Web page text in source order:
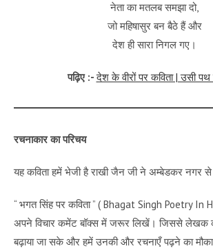
नेता का मतलब समझा दो,
जो महिषासुर बन बैठे हैं और
देश ही सारा निगल गए।
पढ़िए :-देश के वीरों पर कविता | उसी पथ
रचनाकार का परिचय
यह कविता हमें भेजी है राखी जैन जी ने अम्बेडकर नगर
“ भगत सिंह पर कविता ” ( Bhagat Singh Poetry In
अपने विचार कमेंट बॉक्स में जरूर लिखें। जिससे लेखक
बढ़ाया जा सके और हमें उनकी और रचनाएँ पढ़ने का